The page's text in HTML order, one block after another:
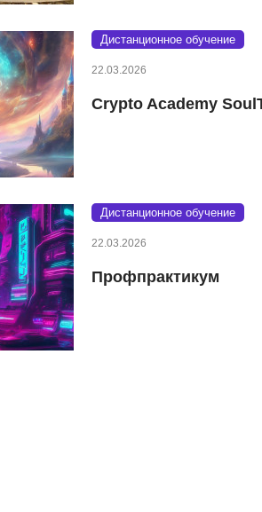
Дистанционное обучение
22.03.2026
Crypto Academy
Дистанционное обучение
22.03.2026
Профпрактикум